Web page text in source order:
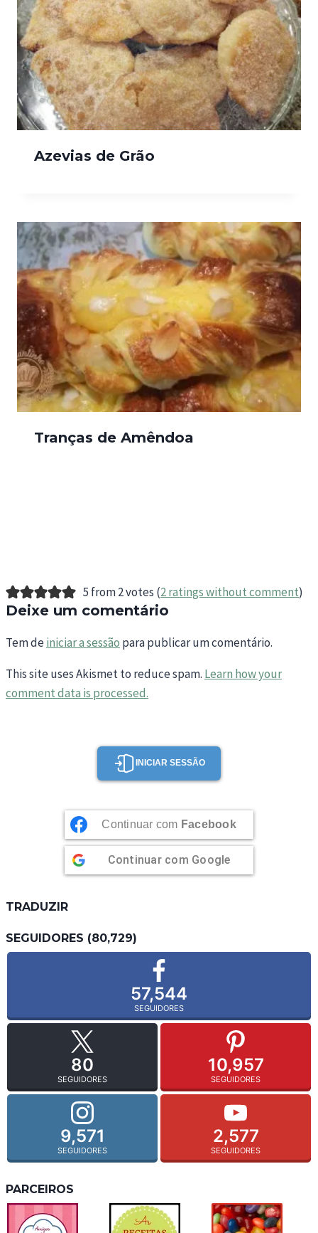
Azevias de Grão
Tranças de Amêndoa
5 from 2 votes (2 ratings without comment)
Deixe um comentário
Tem deiniciar a sessão para publicar um comentário.
This site uses Akismet to reduce spam. Learn how your
comment data is processed.
INICIAR SESSÃO
Continuar com Facebook
Continuar com Google
TRADUZIR
SEGUIDORES (80,729)
57,544
SEGUIDORES
80
SEGUIDORES
10,957
SEGUIDORES
9,571
SEGUIDORES
2,577
SEGUIDORES
PARCEIROS